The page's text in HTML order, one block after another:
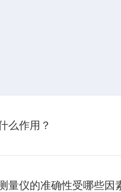
么作用？
量仪的准确性受哪些因